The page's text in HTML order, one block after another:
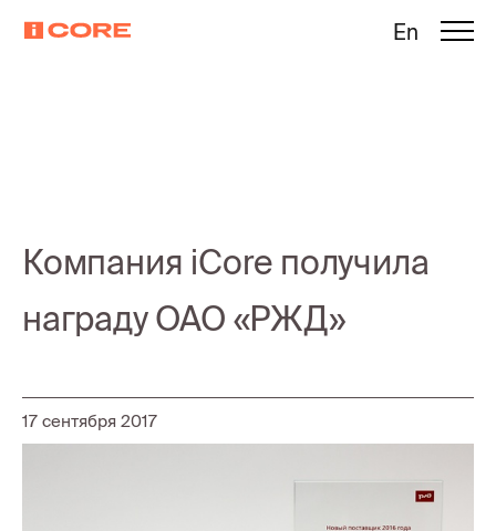
En
Компания iCore получила
награду ОАО «РЖД»
17 сентября 2017